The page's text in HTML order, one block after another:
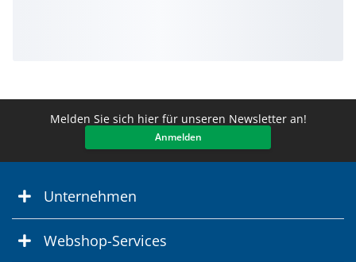
Melden Sie sich hier für unseren Newsletter an!
Anmelden
Unternehmen
Webshop-Services